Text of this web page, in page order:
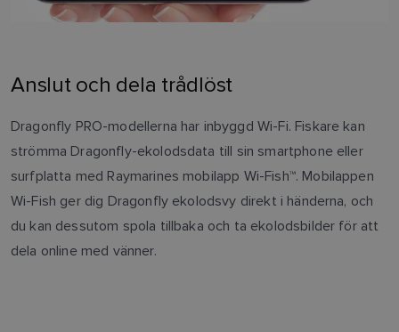
Anslut och dela trådlöst
Dragonfly PRO-modellerna har inbyggd Wi-Fi. Fiskare kan
strömma Dragonfly-ekolodsdata till sin smartphone eller
surfplatta med Raymarines mobilapp Wi-Fish™. Mobilappen
Wi-Fish ger dig Dragonfly ekolodsvy direkt i händerna, och
du kan dessutom spola tillbaka och ta ekolodsbilder för att
dela online med vänner.